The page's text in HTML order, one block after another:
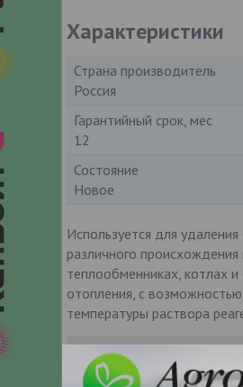
Характеристики
Страна производитель
Россия
Гарантийный срок, мес
12
Состояние
Новое
Используется для
различного происхождения
теплообменниках, котлах и
отопления, с
температуры раствора
Контакты продавца